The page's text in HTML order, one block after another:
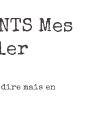
Mes
mais en